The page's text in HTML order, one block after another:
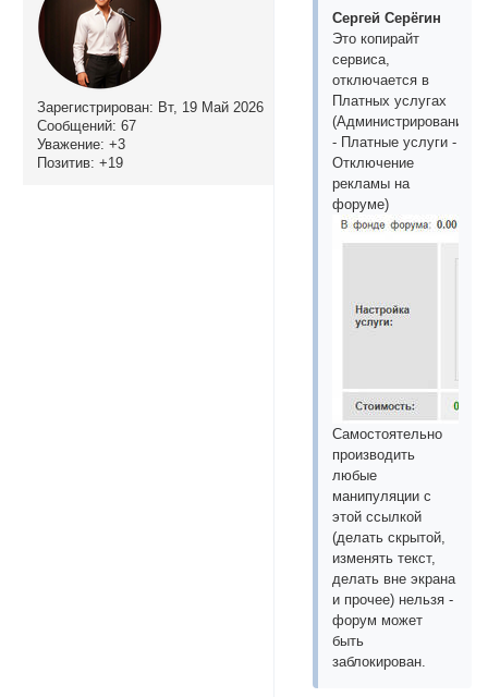
Зарегистрирован: Вт, 19 Май 2026
Сообщений: 67
Уважение: +3
Позитив: +19
Сергей Серёгин
Это копирайт
сервиса,
отключается в
Платных услугах
(Администрирование
- Платные услуги -
Отключение
рекламы на
форуме)
Самостоятельно
производить
любые
манипуляции с
этой ссылкой
(делать скрытой,
изменять текст,
делать вне экрана
и прочее) нельзя -
форум может
быть
заблокирован.